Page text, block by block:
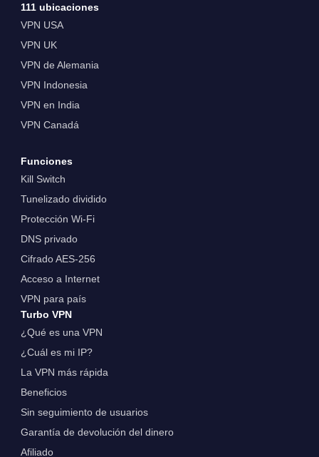
111 ubicaciones
VPN USA
VPN UK
VPN de Alemania
VPN Indonesia
VPN en India
VPN Canadá
Funciones
Kill Switch
Tunelizado dividido
Protección Wi-Fi
DNS privado
Cifrado AES-256
Acceso a Internet
VPN para país
Turbo VPN
¿Qué es una VPN
¿Cuál es mi IP?
La VPN más rápida
Beneficios
Sin seguimiento de usuarios
Garantía de devolución del dinero
Afiliado